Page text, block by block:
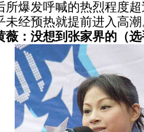
所爆发呼喊的热烈程度
未经预热就提前进入高潮
：没想到张家界的（